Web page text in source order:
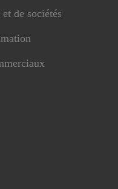
de sociétés